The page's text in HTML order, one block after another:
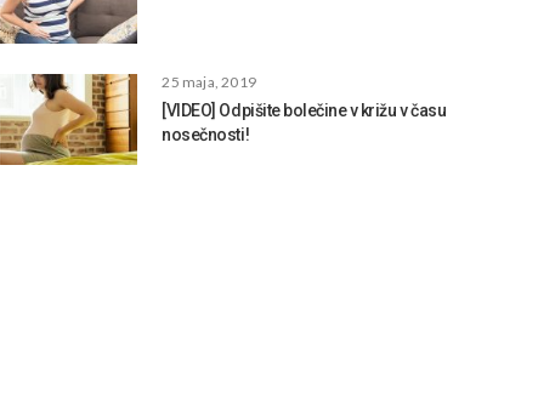
25 maja, 2019
[VIDEO] Odpišite bolečine v križu v času
nosečnosti!